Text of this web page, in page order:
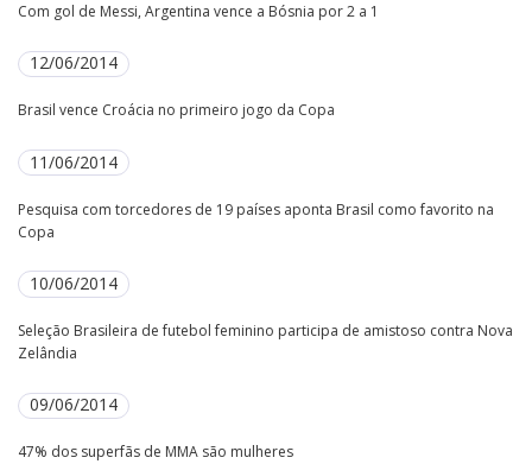
Com gol de Messi, Argentina vence a Bósnia por 2 a 1
12/06/2014
Brasil vence Croácia no primeiro jogo da Copa
11/06/2014
Pesquisa com torcedores de 19 países aponta Brasil como favorito na
Copa
10/06/2014
Seleção Brasileira de futebol feminino participa de amistoso contra Nova
Zelândia
09/06/2014
47% dos superfãs de MMA são mulheres